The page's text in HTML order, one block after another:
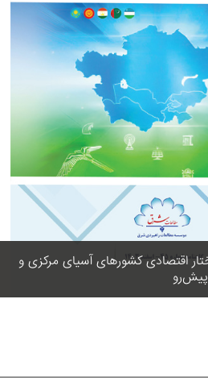
اقتصادی کشورهای آسیای مرکزی و